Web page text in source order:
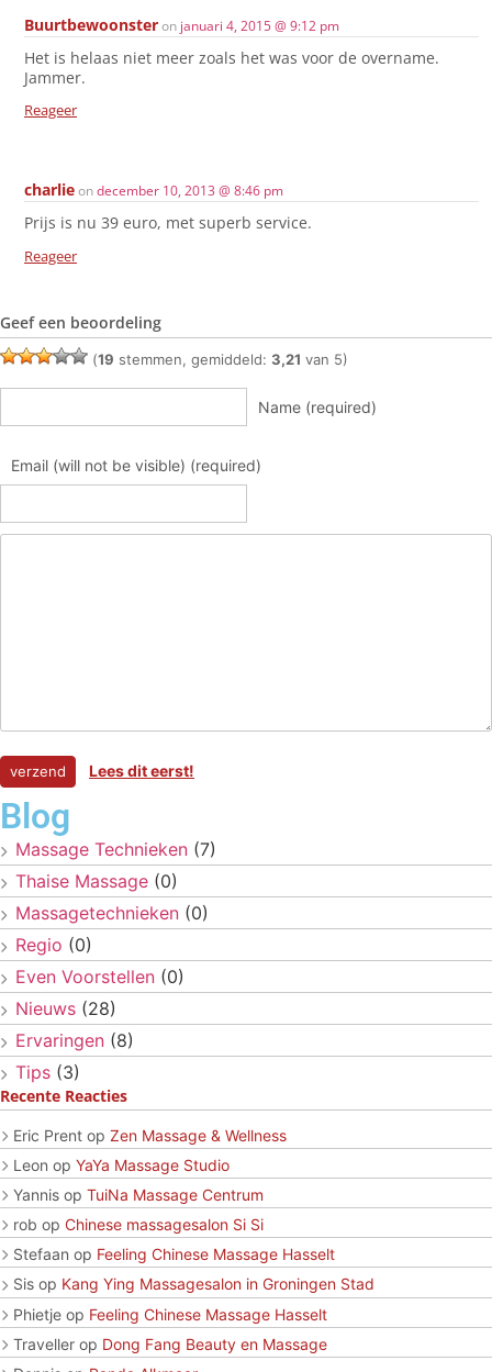
Buurtbewoonsteron januari 4, 2015 @ 9:12 pm
Het is helaas niet meer zoals het was voor de overname.
Jammer.
Reageer
charlieondecember 10, 2013 @ 8:46 pm
Prijs is nu 39 euro, met superb service.
Reageer
Geef een beoordeling
(19 stemmen, gemiddeld: 3,21 van 5)
Name (required)
Email (will not be visible) (required)
Lees dit eerst!
Blog
Massage Technieken (7)
Thaise Massage (0)
Massagetechnieken (0)
Regio (0)
Even Voorstellen (0)
Nieuws (28)
Ervaringen (8)
Tips (3)
Recente Reacties
Eric Prent op Zen Massage & Wellness
Leon op YaYa Massage Studio
Yannis op TuiNa Massage Centrum
rob op Chinese massagesalon Si Si
Stefaan op Feeling Chinese Massage Hasselt
Sis op Kang Ying Massagesalon in Groningen Stad
Phietje op Feeling Chinese Massage Hasselt
Traveller op Dong Fang Beauty en Massage